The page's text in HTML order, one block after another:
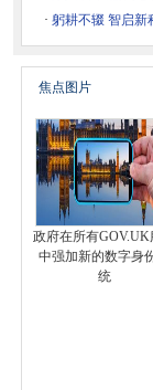
· 躬耕不辍 智启
焦点图片
政府在所有GOV.UK
中强加新的数字身
统